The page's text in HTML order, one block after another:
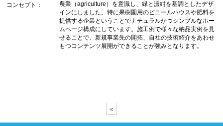
コンセプト：
農業（agriculture）を意識し、緑と濃紺を基調としたデザ
インにしました。特に果樹園用のビニールハウスや肥料を
提供する企業ということでナチュラルかつシンプルなホー
ムページ構成にしています。施工例で様々な納品実例を見
せることで、新規事業先の開拓、自社の技術紹介をあわせ
もつコンテンツ展開ができることが強みとなります。
«